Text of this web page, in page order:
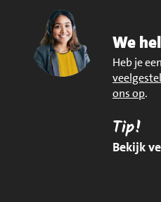
We
Heb je
ons op.
Tip!
Bekijk